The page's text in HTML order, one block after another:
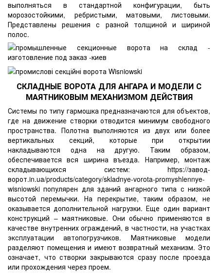
выполняться в стандартной конфигурации, быть
морозостойкими, ребристыми, матовыми, листовыми.
Представлены решения с разной толщиной и шириной
полос.
СКЛАДНЫЕ ВОРОТА ДЛЯ АНГАРА И МОДЕЛИ С
МАЯТНИКОВЫМ МЕХАНИЗМОМ ДЕЙСТВИЯ
Системы по типу гармошка предназначаются для объектов,
где на движение створки отводится минимум свободного
пространства. Полотна выполняются из двух или более
вертикальных секций, которые при открытии
накладываются одна на другую. Таким образом,
обеспечивается вся ширина въезда. Например, монтаж
складывающихся систем: https://завод-
ворот.in.ua/products/category/skladnye-vorota-promyshlennye-
wisniowski популярен для зданий ангарного типа с низкой
высотой перемычки. На перекрытие, таким образом, не
оказывается дополнительной нагрузки. Еще один вариант
конструкций – маятниковые. Они обычно применяются в
качестве внутренних ограждений, в частности, на участках
эксплуатации автопогрузчиков. Маятниковые модели
разделяют помещения и имеют возвратный механизм. Это
означает, что створки закрываются сразу после проезда
или прохождения через проем.